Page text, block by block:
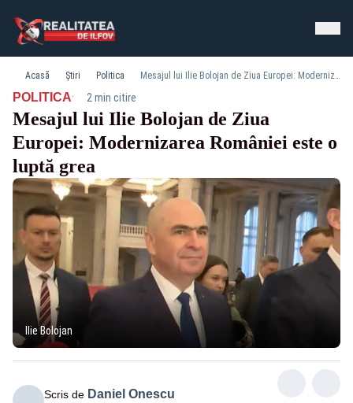
Acasă Știri Politica Mesajul lui Ilie Bolojan de Ziua Europei: Modernizarea României este o luptă grea
POLITICA· 2 min citire
Mesajul lui Ilie Bolojan de Ziua
Europei: Modernizarea României este o
luptă grea
Ilie Bolojan
Scris de Daniel Onescu